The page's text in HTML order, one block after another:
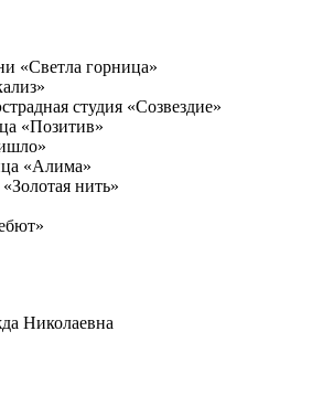
«Светла горница»
студия «Созвездие»
«Позитив»
«Алима»
нить»
Николаевна